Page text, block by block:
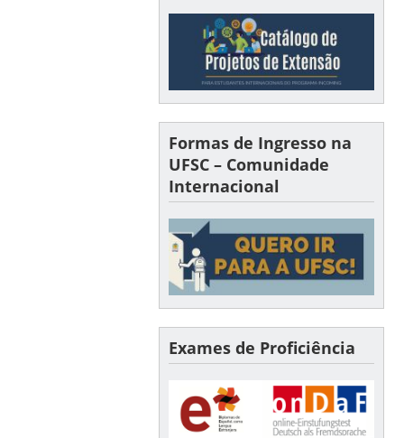
Formas de Ingresso na
UFSC – Comunidade
Internacional
Exames de Proficiência